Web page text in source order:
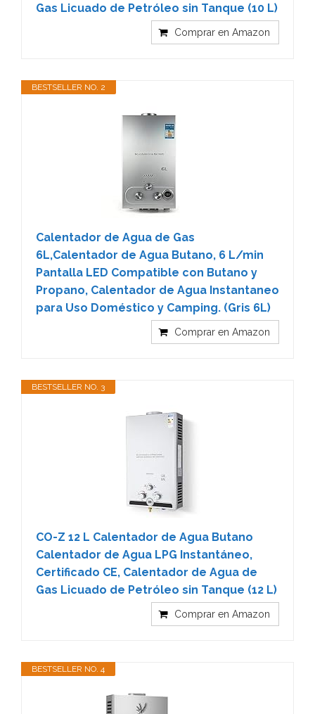
Gas Licuado de Petróleo sin Tanque (10 L)
Comprar en Amazon
BESTSELLER NO. 2
Calentador de Agua de Gas
6L,Calentador de Agua Butano, 6 L/min
Pantalla LED Compatible con Butano y
Propano, Calentador de Agua Instantaneo
para Uso Doméstico y Camping. (Gris 6L)
Comprar en Amazon
BESTSELLER NO. 3
CO-Z 12 L Calentador de Agua Butano
Calentador de Agua LPG Instantáneo,
Certificado CE, Calentador de Agua de
Gas Licuado de Petróleo sin Tanque (12 L)
Comprar en Amazon
BESTSELLER NO. 4